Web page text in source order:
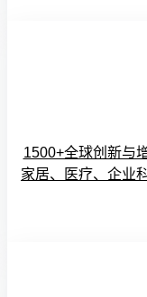
1500+全球创新与
家居、医疗、企业